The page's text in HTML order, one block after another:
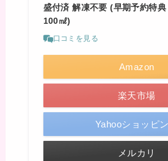
盛付済 解凍不要 (早期予約特
100㎖)
口コミを見る
Amazon
楽天市場
Yahooショッピ
メルカリ